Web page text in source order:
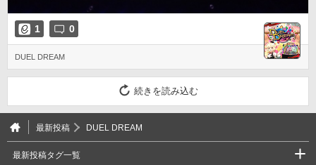
1 0
DUEL DREAM
続きを読み込む
最新投稿 DUEL DREAM
最新投稿タグ一覧